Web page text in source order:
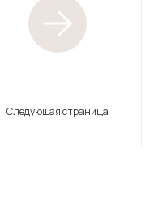
Следующая страница